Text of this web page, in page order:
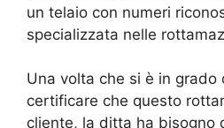
un telaio con numeri
specializzata nelle
Una volta che si è in grado
certificare che questo
cliente, la ditta ha bisogno